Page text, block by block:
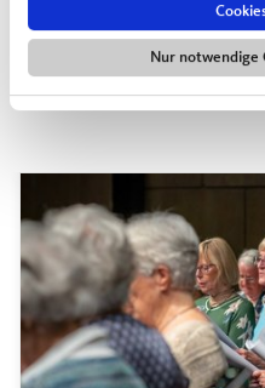
Nur notwendige
Das Freizeitprogramm
geselliger Runde.